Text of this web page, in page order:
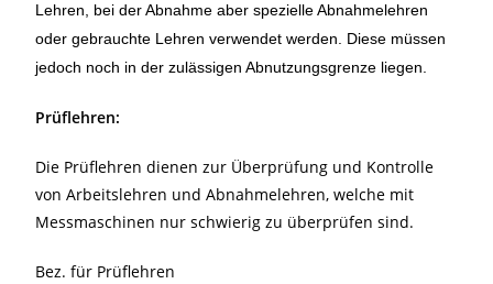
Lehren, bei der Abnahme aber spezielle Abnahmelehren
oder gebrauchte Lehren verwendet werden. Diese müssen
jedoch noch in der zulässigen Abnutzungsgrenze liegen.
Prüflehren:
Die Prüflehren dienen zur Überprüfung und Kontrolle
von Arbeitslehren und Abnahmelehren, welche mit
Messmaschinen nur schwierig zu überprüfen sind.
Bez. für Prüflehren